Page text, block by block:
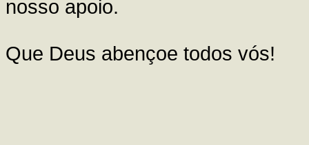
nosso apoio.
Que Deus abençoe todos vós!